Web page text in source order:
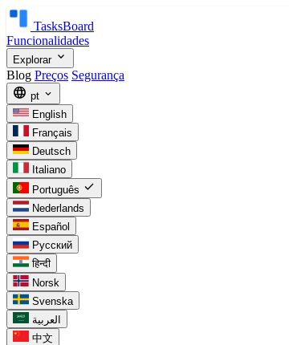
TasksBoard
Funcionalidades
Explorar expand_more
Blog Preços Segurança
language pt expand_more
English
Français
Deutsch
Italiano
Português check
Nederlands
Español
Русский
हिन्दी
Norsk
Svenska
العربية
中文